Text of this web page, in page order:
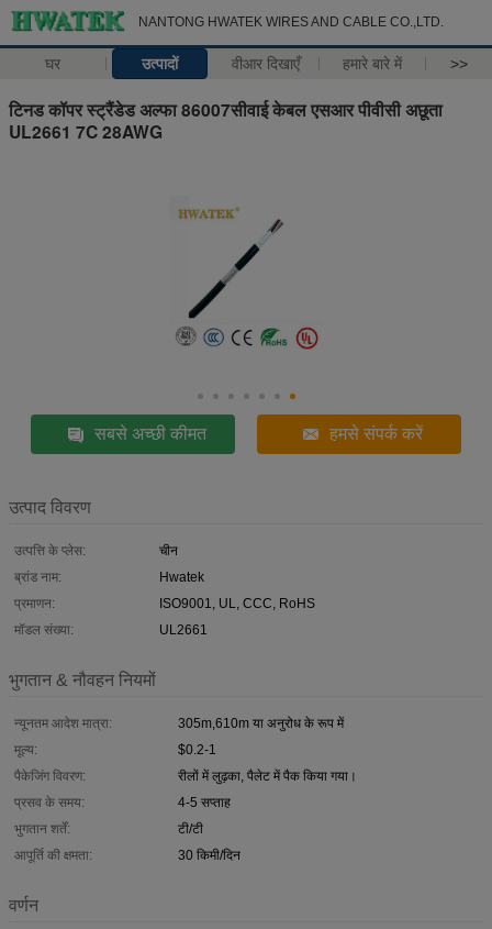
NANTONG HWATEK WIRES AND CABLE CO.,LTD.
घर उत्पादों वीआर दिखाएँ हमारे बारे में >>
टिनड कॉपर स्ट्रैंडेड अल्फा 86007सीवाई केबल एसआर पीवीसी अछूता
UL2661 7C 28AWG
सबसे अच्छी कीमत हमसे संपर्क करें
उत्पाद विवरण
उत्पत्ति के प्लेस:
चीन
ब्रांड नाम:
Hwatek
प्रमाणन:
ISO9001, UL, CCC, RoHS
मॉडल संख्या:
UL2661
भुगतान & नौवहन नियमों
न्यूनतम आदेश मात्रा:
305m,610m या अनुरोध के रूप में
मूल्य:
$0.2-1
पैकेजिंग विवरण:
रीलों में लुढ़का, पैलेट में पैक किया गया।
प्रसव के समय:
4-5 सप्ताह
भुगतान शर्तें:
टी/टी
आपूर्ति की क्षमता:
30 किमी/दिन
वर्णन